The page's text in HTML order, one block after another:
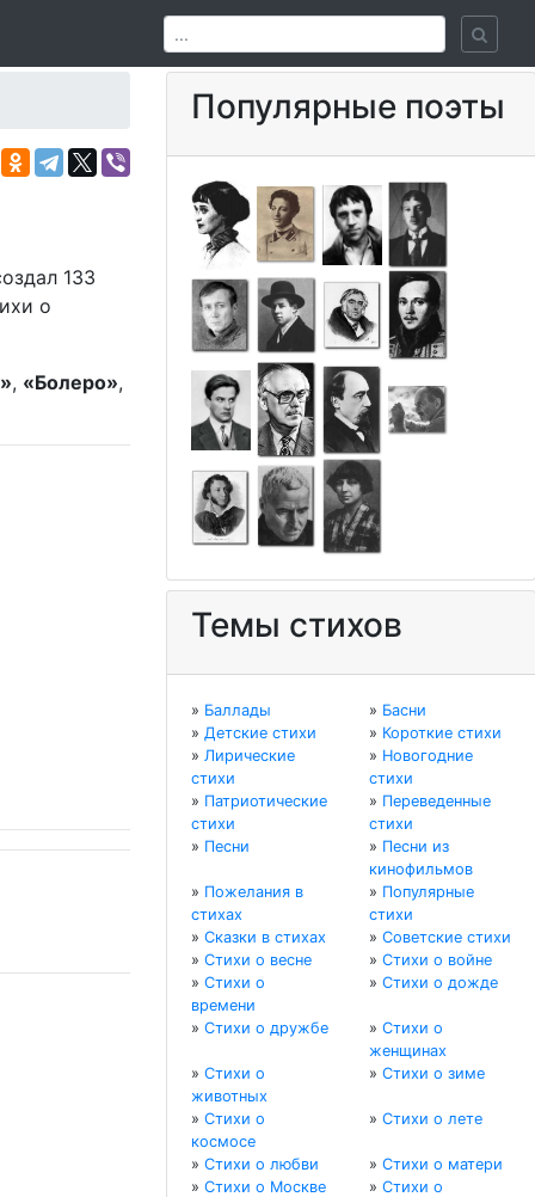
133
о
, «Болеро»,
Популярные поэты
Темы стихов
» Баллады » Басни
» Детские стихи » Короткие стихи
» Лирические
стихи
» Новогодние
стихи
» Патриотические
стихи
» Переведенные
стихи
» Песни » Песни из
кинофильмов
» Пожелания в
стихах
» Популярные
стихи
» Сказки в стихах » Советские стихи
» Стихи о весне » Стихи о войне
» Стихи о
времени
» Стихи о дожде
» Стихи о дружбе » Стихи о
женщинах
» Стихи о
животных
» Стихи о зиме
» Стихи о
космосе
» Стихи о лете
» Стихи о любви » Стихи о матери
» Стихи о Москве » Стихи о